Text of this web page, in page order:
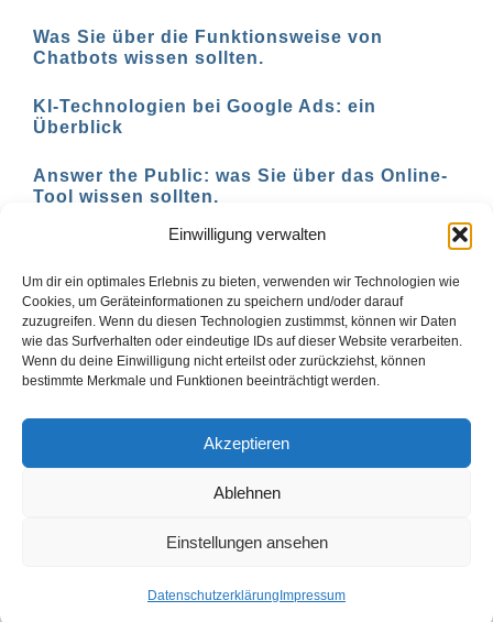
Einwilligung verwalten
Um dir ein optimales Erlebnis zu bieten, verwenden wir Technologien wie
Cookies, um Geräteinformationen zu speichern und/oder darauf
zuzugreifen. Wenn du diesen Technologien zustimmst, können wir Daten
wie das Surfverhalten oder eindeutige IDs auf dieser Website verarbeiten.
Wenn du deine Einwilligung nicht erteilst oder zurückziehst, können
bestimmte Merkmale und Funktionen beeinträchtigt werden.
Akzeptieren
Ablehnen
Einstellungen ansehen
Datenschutzerklärung Impressum
Was Sie über die Funktionsweise von
Chatbots wissen sollten.
KI-Technologien bei Google Ads: ein
Überblick
Answer the Public: was Sie über das Online-
Tool wissen sollten.
AI-basierte Tools für den Social-Media-
1 2 Vor
X